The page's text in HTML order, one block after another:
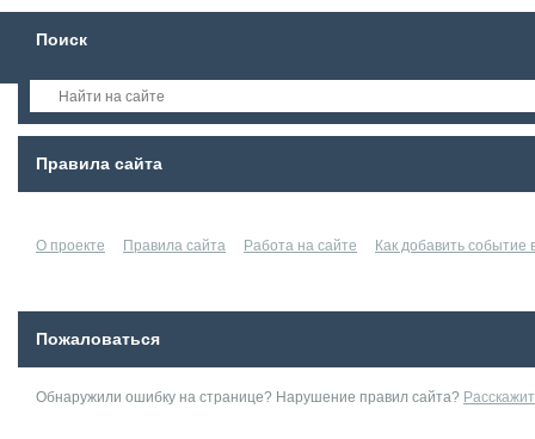
Поиск
Правила сайта
О проекте Правила сайта Работа на сайте Как добавить
Пожаловаться
Обнаружили ошибку на странице? Нарушение правил сайта?